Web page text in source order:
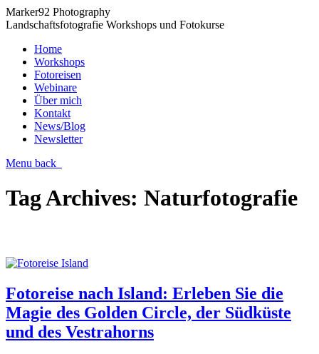
Marker92 Photography
Landschaftsfotografie Workshops und Fotokurse
Home
Workshops
Fotoreisen
Webinare
Über mich
Kontakt
News/Blog
Newsletter
Menu back
Tag Archives: Naturfotografie
Fotoreise nach Island: Erleben Sie die
Magie des Golden Circle, der Südküste
und des Vestrahorns